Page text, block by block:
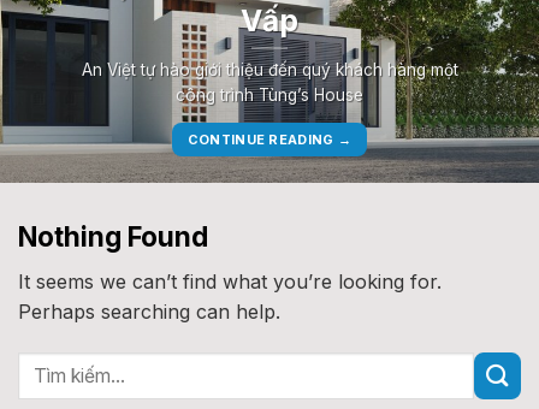
Vấp
An Việt tự hào giới thiệu đến quý khách hàng một
công trình Tùng’s House
CONTINUE READING →
Nothing Found
It seems we can’t find what you’re looking for.
Perhaps searching can help.